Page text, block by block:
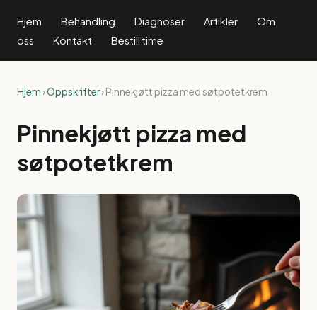
Hjem Behandling Diagnoser Artikler
Om
oss
Kontakt Bestill time
Hjem›Oppskrifter› Pinnekjøtt pizza med søtpotetkrem
Pinnekjøtt pizza med
søtpotetkrem